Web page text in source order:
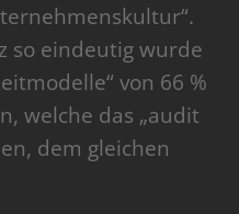
so eindeutig wurde
von 66 %
welche das „audit
dem gleichen